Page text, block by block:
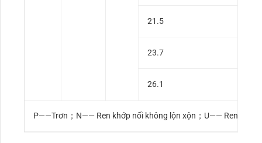
21.5
23.7
26.1
P——Trơn；N—— Ren khớp nối không lộn xộn；U—— Ren khớp